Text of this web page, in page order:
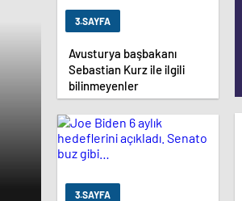
3.SAYFA
Avusturya başbakanı
Sebastian Kurz ile ilgili
bilinmeyenler
3.SAYFA